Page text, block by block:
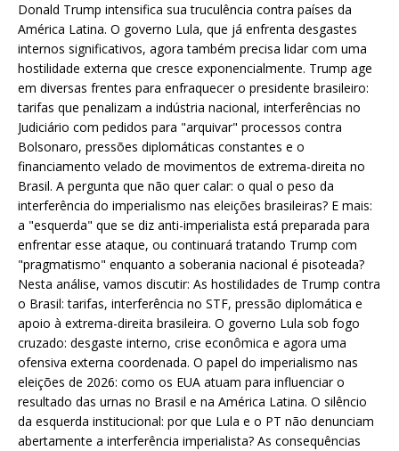
Donald Trump intensifica sua truculência contra países da
América Latina. O governo Lula, que já enfrenta desgastes
internos significativos, agora também precisa lidar com uma
hostilidade externa que cresce exponencialmente. Trump age
em diversas frentes para enfraquecer o presidente brasileiro:
tarifas que penalizam a indústria nacional, interferências no
Judiciário com pedidos para "arquivar" processos contra
Bolsonaro, pressões diplomáticas constantes e o
financiamento velado de movimentos de extrema-direita no
Brasil. A pergunta que não quer calar: o qual o peso da
interferência do imperialismo nas eleições brasileiras? E mais:
a "esquerda" que se diz anti-imperialista está preparada para
enfrentar esse ataque, ou continuará tratando Trump com
"pragmatismo" enquanto a soberania nacional é pisoteada?
Nesta análise, vamos discutir: As hostilidades de Trump contra
o Brasil: tarifas, interferência no STF, pressão diplomática e
apoio à extrema-direita brasileira. O governo Lula sob fogo
cruzado: desgaste interno, crise econômica e agora uma
ofensiva externa coordenada. O papel do imperialismo nas
eleições de 2026: como os EUA atuam para influenciar o
resultado das urnas no Brasil e na América Latina. O silêncio
da esquerda institucional: por que Lula e o PT não denunciam
abertamente a interferência imperialista? As consequências